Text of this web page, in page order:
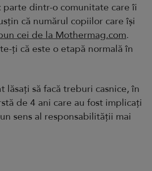
parte dintr-o comunitate care îi
că numărul copiilor care își
cei de la Mothermag.com.
ți că este o etapă normală în
să facă treburi casnice, în
de 4 ani care au fost implicați
sens al responsabilității mai